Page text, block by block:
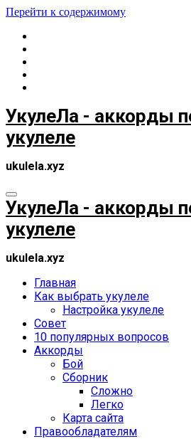
Перейти к содержимому
УкулеЛа - аккорды
укулеле
ukulela.xyz
УкулеЛа - аккорды
укулеле
ukulela.xyz
Главная
Как выбрать укулеле
Настройка укулеле
Совет
10 популярных вопросов
Аккорды
Бой
Сборник
Сложно
Легко
Карта сайта
Правообладателям